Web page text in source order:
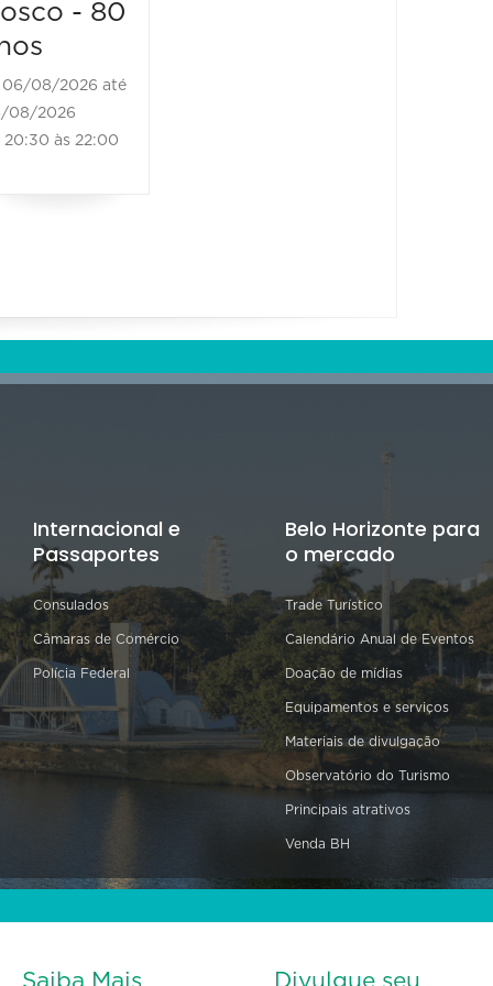
- 80
06/08/2026 até
08/2026
às 22:00
Internacional e
Passaportes
Consulados
Câmaras de Comércio
Polícia Federal
Belo Horizonte para
o mercado
Trade Turístico
Calendário Anual de Eventos
Doação de mídias
Equipamentos e serviços
Materiais de divulgação
Observatório do Turismo
Principais atrativos
Venda BH
Saiba Mais Divulgue seu